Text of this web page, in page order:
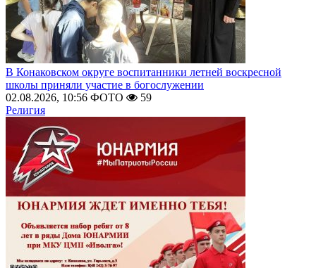
В Конаковском округе воспитанники летней воскресной
школы приняли участие в богослужении
02.08.2026, 10:56 ФОТО
59
Религия